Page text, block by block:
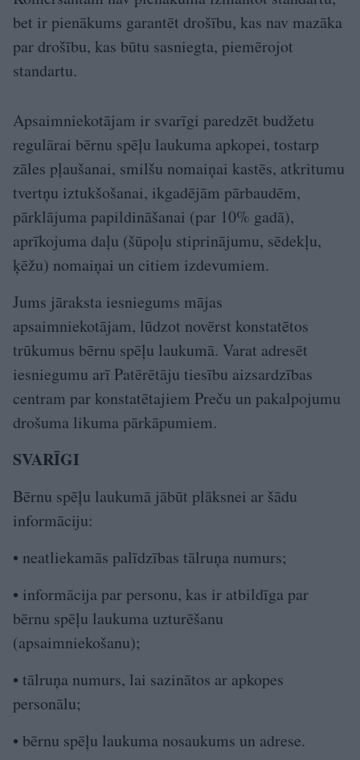
bet ir pienākums garantēt drošību, kas nav mazāka
par drošību, kas būtu sasniegta, piemērojot
standartu.
Apsaimniekotājam ir svarīgi paredzēt budžetu
regulārai bērnu spēļu laukuma apkopei, tostarp
zāles pļaušanai, smilšu nomaiņai kastēs, atkritumu
tvertņu iztukšošanai, ikgadējām pārbaudēm,
pārklājuma papildināšanai (par 10% gadā),
aprīkojuma daļu (šūpoļu stiprinājumu, sēdekļu,
ķēžu) nomaiņai un citiem izdevumiem.
Jums jāraksta iesniegums mājas
apsaimniekotājam, lūdzot novērst konstatētos
trūkumus bērnu spēļu laukumā. Varat adresēt
iesniegumu arī Patērētāju tiesību aizsardzības
centram par konstatētajiem Preču un pakalpojumu
drošuma likuma pārkāpumiem.
SVARĪGI
Bērnu spēļu laukumā jābūt plāksnei ar šādu
informāciju:
• neatliekamās palīdzības tālruņa numurs;
• informācija par personu, kas ir atbildīga par
bērnu spēļu laukuma uzturēšanu
(apsaimniekošanu);
• tālruņa numurs, lai sazinātos ar apkopes
personālu;
• bērnu spēļu laukuma nosaukums un adrese.